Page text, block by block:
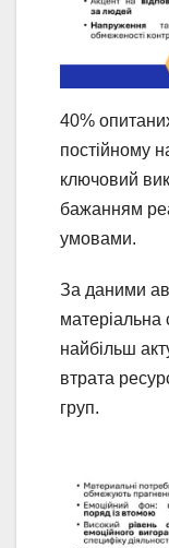
40%
постійному
ключовий
бажанням
умовами.
За даними
матеріальна
найбільш
втрата
груп.